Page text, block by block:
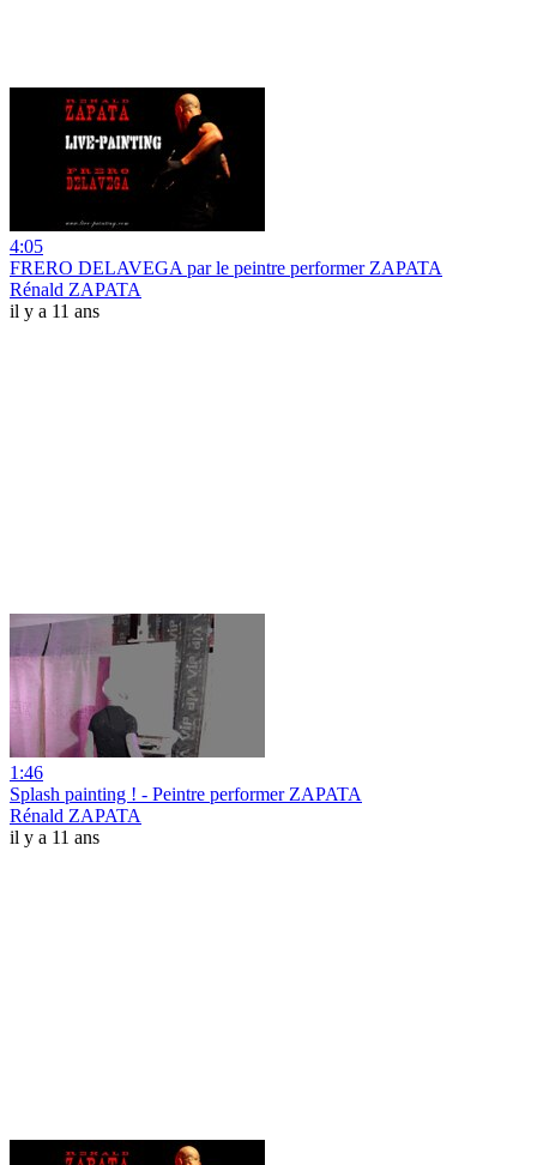
4:05
FRERO DELAVEGA par le peintre performer ZAPATA
Rénald ZAPATA
il y a 11 ans
1:46
Splash painting ! - Peintre performer ZAPATA
Rénald ZAPATA
il y a 11 ans